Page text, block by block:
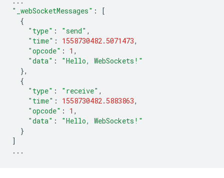
"_webSocketMessages" :
[
{
"type" : "send" ,
"time" : 1558730482.5071473,
"opcode" : 1 ,
"data" :
"Hello, WebSockets!"
},
{
"type" : "receive" ,
"time" : 1558730482.5883863,
"opcode" : 1 ,
"data" :
"Hello, WebSockets!"
}
]
...